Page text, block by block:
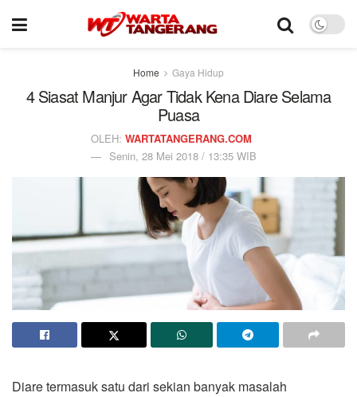
Home Gaya Hidup
4 Siasat Manjur Agar Tidak Kena Diare Selama
Puasa
OLEH: WARTATANGERANG.COM
Senin, 28 Mei 2018 / 13:35 WIB
Diare termasuk satu dari sekian banyak masalah